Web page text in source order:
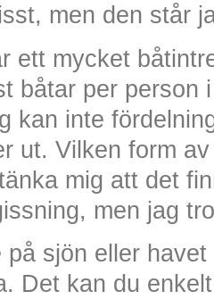
men den står
ett mycket
båtar per person
kan inte
ut. Vilken form
mig att det
men jag
på sjön eller
Det kan du